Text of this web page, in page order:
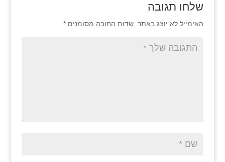
שלחו תגובה
האימייל לא יוצג באתר. שדות החובה מסומנים *